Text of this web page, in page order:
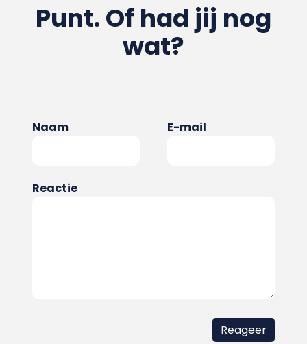
Punt. Of had jij nog
wat?
Naam E-mail
Reactie